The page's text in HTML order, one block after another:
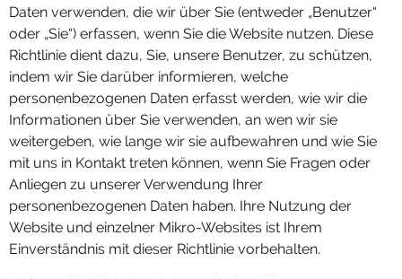
Daten verwenden, die wir über Sie (entweder „Benutzer“
oder „Sie“) erfassen, wenn Sie die Website nutzen. Diese
Richtlinie dient dazu, Sie, unsere Benutzer, zu schützen,
indem wir Sie darüber informieren, welche
personenbezogenen Daten erfasst werden, wie wir die
Informationen über Sie verwenden, an wen wir sie
weitergeben, wie lange wir sie aufbewahren und wie Sie
mit uns in Kontakt treten können, wenn Sie Fragen oder
Anliegen zu unserer Verwendung Ihrer
personenbezogenen Daten haben. Ihre Nutzung der
Website und einzelner Mikro-Websites ist Ihrem
Einverständnis mit dieser Richtlinie vorbehalten.